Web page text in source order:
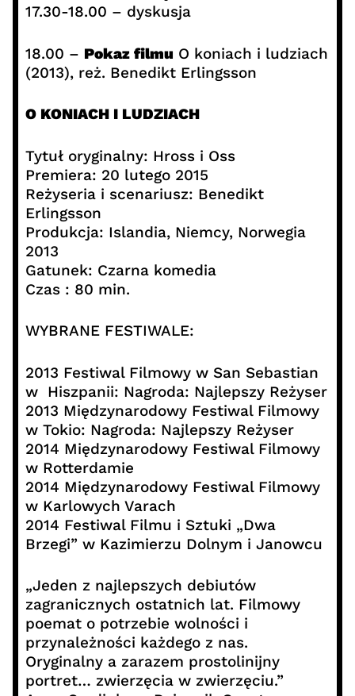
17.30-18.00 – dyskusja
18.00 – Pokaz filmu O koniach i ludziach
(2013), reż. Benedikt Erlingsson
O KONIACH I LUDZIACH
Tytuł oryginalny: Hross i Oss
Premiera: 20 lutego 2015
Reżyseria i scenariusz: Benedikt
Erlingsson
Produkcja: Islandia, Niemcy, Norwegia
2013
Gatunek: Czarna komedia
Czas : 80 min.
WYBRANE FESTIWALE:
2013 Festiwal Filmowy w San Sebastian
w Hiszpanii: Nagroda: Najlepszy Reżyser
2013 Międzynarodowy Festiwal Filmowy
w Tokio: Nagroda: Najlepszy Reżyser
2014 Międzynarodowy Festiwal Filmowy
w Rotterdamie
2014 Międzynarodowy Festiwal Filmowy
w Karlowych Varach
2014 Festiwal Filmu i Sztuki „Dwa
Brzegi” w Kazimierzu Dolnym i Janowcu
„Jeden z najlepszych debiutów
zagranicznych ostatnich lat. Filmowy
poemat o potrzebie wolności i
przynależności każdego z nas.
Oryginalny a zarazem prostolinijny
portret… zwierzęcia w zwierzęciu.”